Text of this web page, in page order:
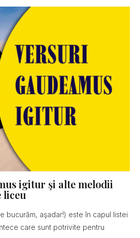
igitur şi alte melodii
liceu
bucurăm, aşadar!) este în capul listei
care sunt potrivite pentru